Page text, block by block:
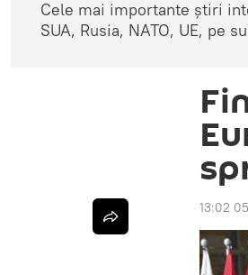
Cele mai importante știri
SUA, Rusia, NATO, UE, pe
13:02